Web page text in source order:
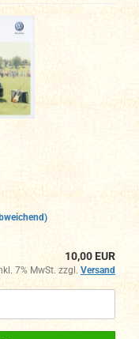
10,00 EUR
7% MwSt. zzgl. Versand